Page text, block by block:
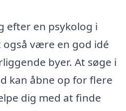
efter en psykolog i
også være en god idé
byer. At søge i
kan åbne op for flere
dig med at finde